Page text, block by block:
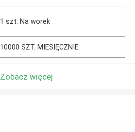
1 szt. Na worek
10000 SZT. MIESIĘCZNIE
Zobacz więcej